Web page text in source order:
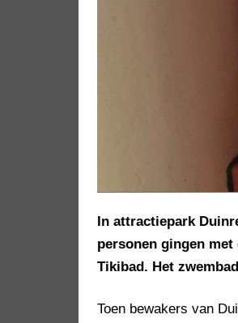
In attractiepark
personen gingen
Tikibad. Het
Toen bewakers van